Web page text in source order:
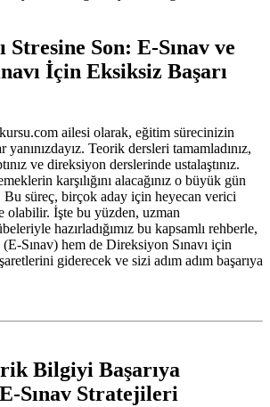
Stresine Son: E-Sınav ve
İçin Eksiksiz Başarı
ailesi olarak, eğitim sürecinizin
yanınızdayız. Teorik dersleri tamamladınız,
ve direksiyon derslerinde ustalaştınız.
karşılığını alacağınız o büyük gün
Bu süreç, birçok aday için heyecan verici
olabilir. İşte bu yüzden, uzman
hazırladığımız bu kapsamlı rehberle,
Sınav) hem de Direksiyon Sınavı için
giderecek ve sizi adım adım başarıya
Bilgiyi Başarıya
Sınav Stratejileri